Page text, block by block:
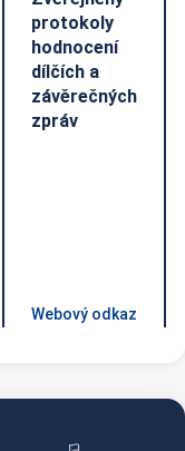
protokoly
hodnocení
dílčích a
závěrečných
zpráv
Webový odkaz